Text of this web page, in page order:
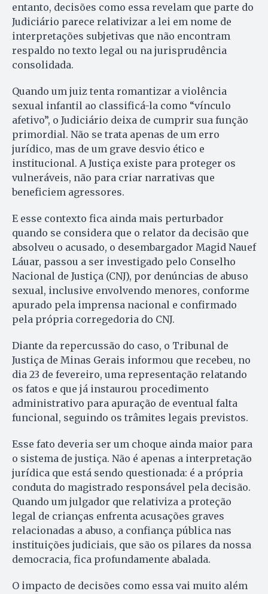
entanto, decisões como essa revelam que parte do
Judiciário parece relativizar a lei em nome de
interpretações subjetivas que não encontram
respaldo no texto legal ou na jurisprudência
consolidada.
Quando um juiz tenta romantizar a violência
sexual infantil ao classificá-la como “vínculo
afetivo”, o Judiciário deixa de cumprir sua função
primordial. Não se trata apenas de um erro
jurídico, mas de um grave desvio ético e
institucional. A Justiça existe para proteger os
vulneráveis, não para criar narrativas que
beneficiem agressores.
E esse contexto fica ainda mais perturbador
quando se considera que o relator da decisão que
absolveu o acusado, o desembargador Magid Nauef
Láuar, passou a ser investigado pelo Conselho
Nacional de Justiça (CNJ), por denúncias de abuso
sexual, inclusive envolvendo menores, conforme
apurado pela imprensa nacional e confirmado
pela própria corregedoria do CNJ.
Diante da repercussão do caso, o Tribunal de
Justiça de Minas Gerais informou que recebeu, no
dia 23 de fevereiro, uma representação relatando
os fatos e que já instaurou procedimento
administrativo para apuração de eventual falta
funcional, seguindo os trâmites legais previstos.
Esse fato deveria ser um choque ainda maior para
o sistema de justiça. Não é apenas a interpretação
jurídica que está sendo questionada: é a própria
conduta do magistrado responsável pela decisão.
Quando um julgador que relativiza a proteção
legal de crianças enfrenta acusações graves
relacionadas a abuso, a confiança pública nas
instituições judiciais, que são os pilares da nossa
democracia, fica profundamente abalada.
O impacto de decisões como essa vai muito além